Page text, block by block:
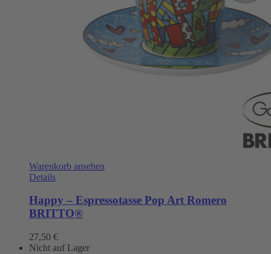
Warenkorb ansehen
Details
Happy – Espressotasse Pop Art Romero
BRITTO®
27,50 €
Nicht auf Lager